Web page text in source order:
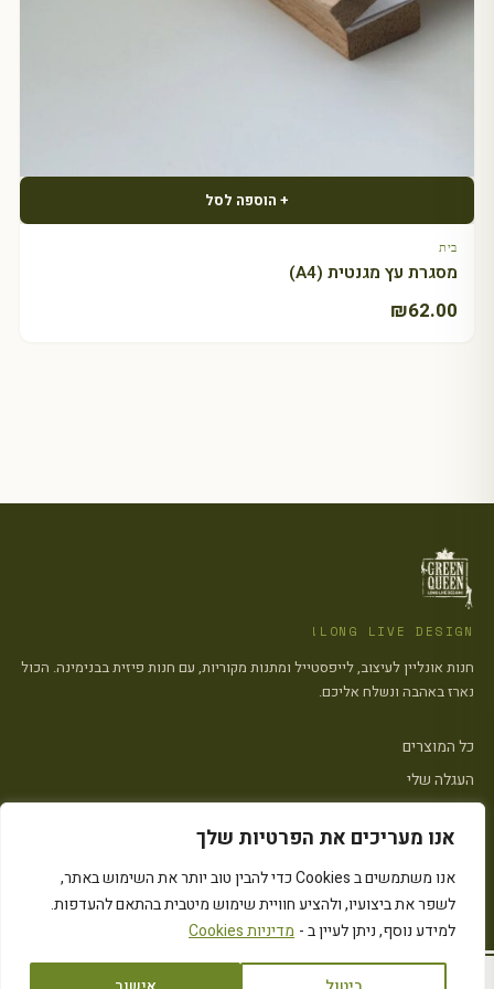
אנו מעריכים את הפרטיות שלך
אנו משתמשים ב Cookies כדי להבין טוב יותר את השימוש באתר,
לשפר את ביצועיו, ולהציע חוויית שימוש מיטבית בהתאם להעדפות.
למידע נוסף, ניתן לעיין ב - מדיניות Cookies
+ הוספה לסל
בית
מסגרת עץ מגנטית (A4)
₪62.00
LONG LIVE DESIGN!
חנות אונליין לעיצוב, לייפסטייל ומתנות מקוריות, עם חנות פיזית בבנימינה. הכול
נארז באהבה ונשלח אליכם.
כל המוצרים
העגלה שלי
הצהרת נגישות · מדיניות פרטיות · מדיניות העוגיות (״Cookies״) · תקנון האתר
Instagramהמחירים כוללים מע״מ